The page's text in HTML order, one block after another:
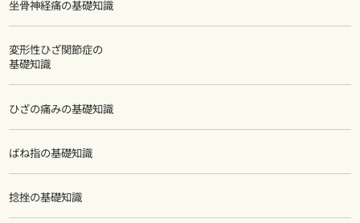
坐骨神経痛の基礎知識
変形性ひざ関節症の
基礎知識
ひざの痛みの基礎知識
ばね指の基礎知識
捻挫の基礎知識